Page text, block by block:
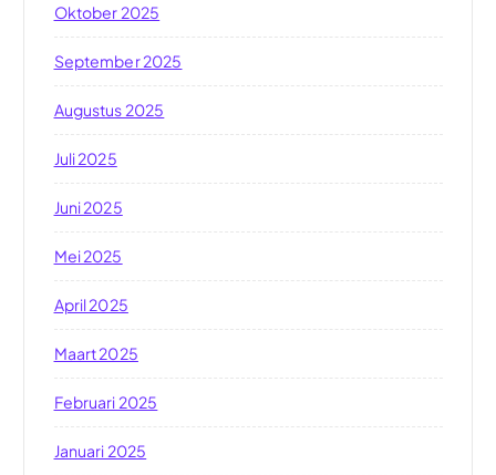
Oktober 2025
September 2025
Augustus 2025
Juli 2025
Juni 2025
Mei 2025
April 2025
Maart 2025
Februari 2025
Januari 2025